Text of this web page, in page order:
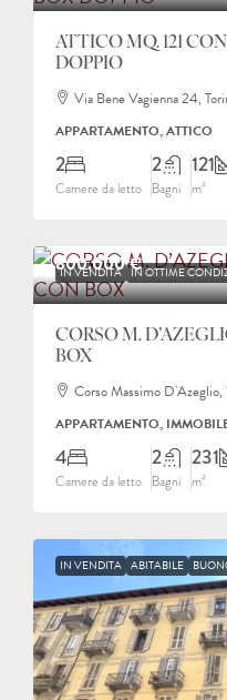
ATTICO MQ. 121
DOPPIO
Via Bene Vagienna 24,
APPARTAMENTO, ATTICO
2
Camere da letto
2
Bagni
121
m²
IN VENDITA IN OTTIME
800.000 €
CORSO M.
BOX
Corso Massimo D'Azeglio,
APPARTAMENTO,
4
Camere da letto
2
Bagni
231
m²
IN VENDITA ABITABILE